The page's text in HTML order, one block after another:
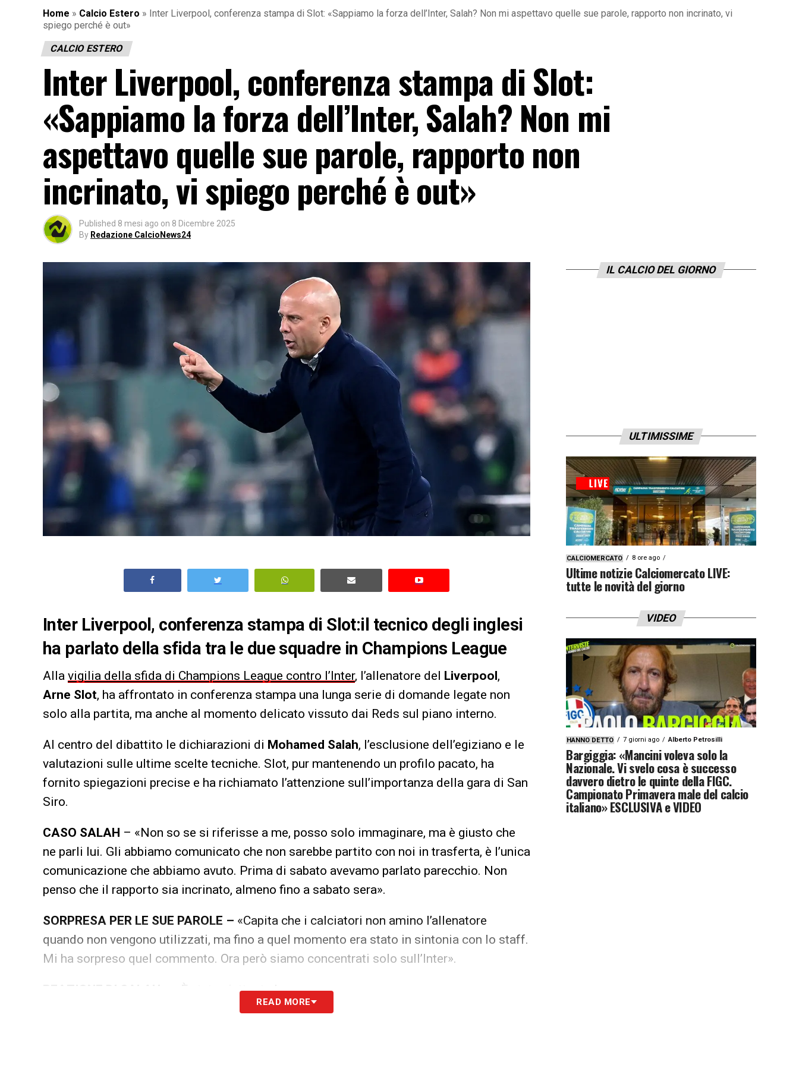
Home » Calcio Estero » Inter Liverpool, conferenza stampa di Slot: «Sappiamo la forza dell’Inter, Salah? Non mi aspettavo quelle sue parole, rapporto non incrinato, vi
spiego perché è out»
CALCIO ESTERO
Inter Liverpool, conferenza stampa di Slot:
«Sappiamo la forza dell’Inter, Salah? Non mi
aspettavo quelle sue parole, rapporto non
incrinato, vi spiego perché è out»
Published 8 mesi ago on 8 Dicembre 2025
By Redazione CalcioNews24
Inter Liverpool, conferenza stampa di Slot:il tecnico degli inglesi
ha parlato della sfida tra le due squadre in Champions League
Alla vigilia della sfida di Champions League contro l’Inter, l’allenatore del Liverpool,
Arne Slot, ha affrontato in conferenza stampa una lunga serie di domande legate non
solo alla partita, ma anche al momento delicato vissuto dai Reds sul piano interno.
Al centro del dibattito le dichiarazioni di Mohamed Salah, l’esclusione dell’egiziano e le
valutazioni sulle ultime scelte tecniche. Slot, pur mantenendo un profilo pacato, ha
fornito spiegazioni precise e ha richiamato l’attenzione sull’importanza della gara di San
Siro.
CASO SALAH – «Non so se si riferisse a me, posso solo immaginare, ma è giusto che
ne parli lui. Gli abbiamo comunicato che non sarebbe partito con noi in trasferta, è l’unica
comunicazione che abbiamo avuto. Prima di sabato avevamo parlato parecchio. Non
penso che il rapporto sia incrinato, almeno fino a sabato sera».
SORPRESA PER LE SUE PAROLE – «Capita che i calciatori non amino l’allenatore
quando non vengono utilizzati, ma fino a quel momento era stato in sintonia con lo staff.
Mi ha sorpreso quel commento. Ora però siamo concentrati solo sull’Inter».
– «È stata piuttosto breve».
READ MORE
IL CALCIO DEL GIORNO
ULTIMISSIME
CALCIOMERCATO 8 ore ago
Ultime notizie Calciomercato LIVE:
tutte le novità del giorno
VIDEO
HANNO DETTO 7 giorni ago Alberto Petrosilli
Bargiggia: «Mancini voleva solo la
Nazionale. Vi svelo cosa è successo
davvero dietro le quinte della FIGC.
Campionato Primavera male del calcio
italiano» ESCLUSIVA e VIDEO